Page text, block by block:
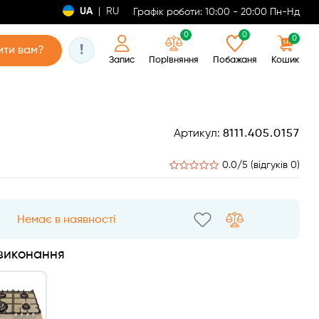
UA RU Графік роботи: 10:00 - 20:00 Пн-Нд
вам? !
Запис
0
Порівняння
0
Побажаня
0
Кошик
Артикул:8111.405.0157
0.0/5 (відгуків 0)
Немає в наявності